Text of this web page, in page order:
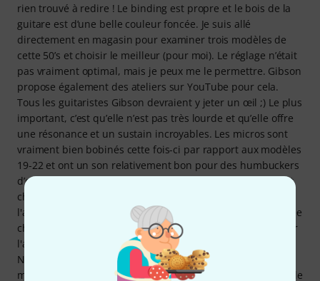
rien trouvé à redire ! Le binding est propre et le bois de la
guitare est d’une belle couleur foncée. Je suis allé
directement en magasin pour examiner trois modèles de
cette 50’s et choisir le meilleur (pour moi). Le réglage n’était
pas vraiment optimal, mais je peux me le permettre. Gibson
propose également des ateliers sur YouTube pour cela.
Tous les guitaristes Gibson devraient y jeter un œil ;) Le plus
important, c’est qu’elle n’est pas très lourde et qu’elle offre
une résonance et un sustain incroyables. Les micros sont
vraiment bien bobinés cette fois-ci par rapport aux modèles
19-22 et ont un son relativement bon pour des humbuckers
d’origine. Cette guitare est un bijou à tous points de vue et
change agréablement des couleurs « standard ». Je trouve
l'association bois et table noire vraiment top ! Je l'ai installée
chez moi et c'était génial. Ce sera ma guitare préférée pour
l'avenir. Il ne me reste plus qu'à ajouter une nouvelle
NOwaxx PAF 59 et c'est une guitare de premier ordre (pour
moi). Même dans son état d'origine, la Gibson est incroyable